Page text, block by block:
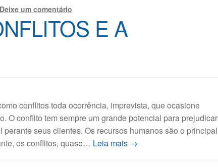
Deixe um comentário
E A
conflitos toda ocorrência, imprevista, que ocasione
O conflito tem sempre um grande potencial para prejudicar
seus clientes. Os recursos humanos são o principal
os conflitos, quase… Leia mais →